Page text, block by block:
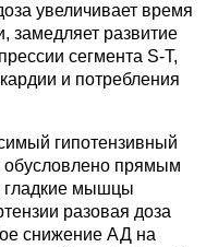
увеличивает время
замедляет развитие
сегмента S-T,
и потребления
гипотензивный
обусловлено прямым
гладкие мышцы
разовая доза
снижение АД на